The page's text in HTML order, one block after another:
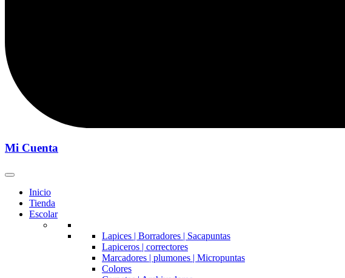
Mi Cuenta
Inicio
Tienda
Escolar
Lapices | Borradores | Sacapuntas
Lapiceros | correctores
Marcadores | plumones | Micropuntas
Colores